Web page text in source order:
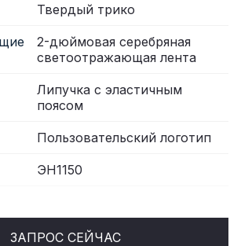
Твердый трико
2-дюймовая серебряная
светоотражающая лента
Липучка с эластичным
поясом
Пользовательский логотип
ЭН1150
ЗАПРОС СЕЙЧАС